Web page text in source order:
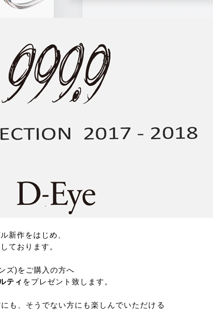
新作をはじめ、
ております。
ズ)をご購入の方へ
ティ をプレゼント致します。
も、そうでない方にも楽しんでいただける